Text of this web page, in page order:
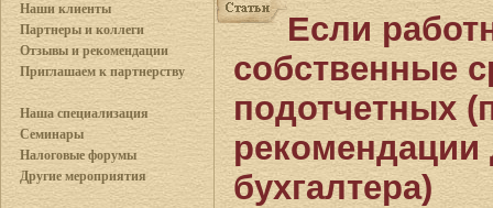
Наши клиенты
Партнеры и коллеги
Отзывы и рекомендации
Приглашаем к партнерству
Наша специализация
Семинары
Налоговые форумы
Другие мероприятия
Если
собственные
подотчетных
рекомендации
бухгалтера)